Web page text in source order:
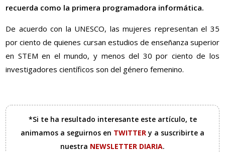
recuerda como la primera programadora informática.
De acuerdo con la UNESCO, las mujeres representan el 35
por ciento de quienes cursan estudios de enseñanza superior
en STEM en el mundo, y menos del 30 por ciento de los
investigadores científicos son del género femenino.
*Si te ha resultado interesante este artículo, te
animamos a seguirnos en TWITTERy a suscribirte a
nuestra NEWSLETTER DIARIA.